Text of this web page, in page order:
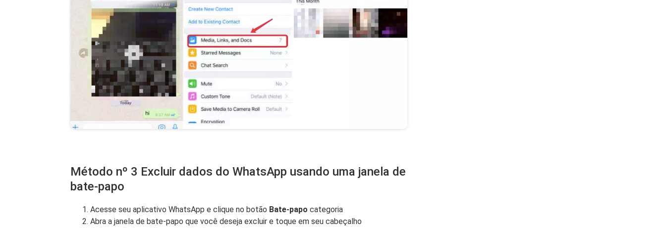
Método nº 3 Excluir dados do WhatsApp usando uma janela de
bate-papo
Acesse seu aplicativo WhatsApp e clique no botão Bate-papo categoria
Abra a janela de bate-papo que você deseja excluir e toque em seu cabeçalho